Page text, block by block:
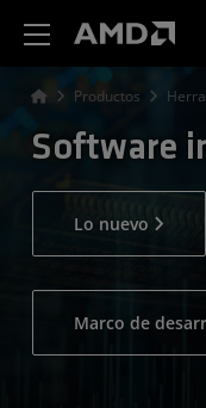
Productos
Software
Lo nuevo
Marco de